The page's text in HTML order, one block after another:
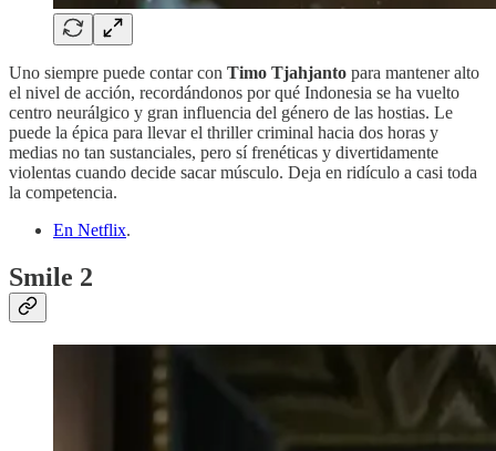
Uno siempre puede contar con Timo Tjahjanto para mantener alto
el nivel de acción, recordándonos por qué Indonesia se ha vuelto
centro neurálgico y gran influencia del género de las hostias. Le
puede la épica para llevar el thriller criminal hacia dos horas y
medias no tan sustanciales, pero sí frenéticas y divertidamente
violentas cuando decide sacar músculo. Deja en ridículo a casi toda
la competencia.
En Netflix.
Smile 2